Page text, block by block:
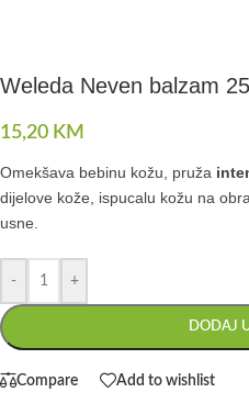
Weleda Neven balzam
15,20 KM
Omekšava bebinu kožu, pruža
dijelove kože, ispucalu kožu na
usne.
- +
DODAJ
Compare Add to wishlist